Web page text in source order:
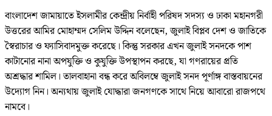
বাংলাদেশ জামায়াতে ইসলামীর কেন্দ্রীয় নির্বাহী পরিষদ সদস্য ও ঢাকা মহানগরী
উত্তরের আমির মোহাম্মদ সেলিম উদ্দিন বলেছেন, জুলাই বিপ্লব দেশ ও জাতিকে
স্বৈরাচার ও ফ্যাসিবাদমুক্ত করেছে। কিন্তু সরকার এখন জুলাই সনদকে পাশ
কাটানোর নানা অপযুক্তি ও কুযুক্তি উপস্থাপন করছে, যা গণরায়ের প্রতি
অশ্রদ্ধার শামিল। তালবাহানা বন্ধ করে অবিলম্বে জুলাই সনদ পূর্ণাঙ্গ বাস্তবায়নের
উদ্যোগ নিন। অন্যথায় জুলাই যোদ্ধারা জনগণকে সাথে নিয়ে আবারো রাজপথে
নামবে।